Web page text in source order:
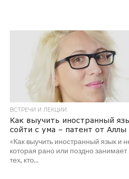
ВСТРЕЧИ И ЛЕКЦИИ
Как выучить иностранный
сойти с ума – патент от Аллы
«Как выучить иностранный язык и
которая рано или поздно
тех, кто...